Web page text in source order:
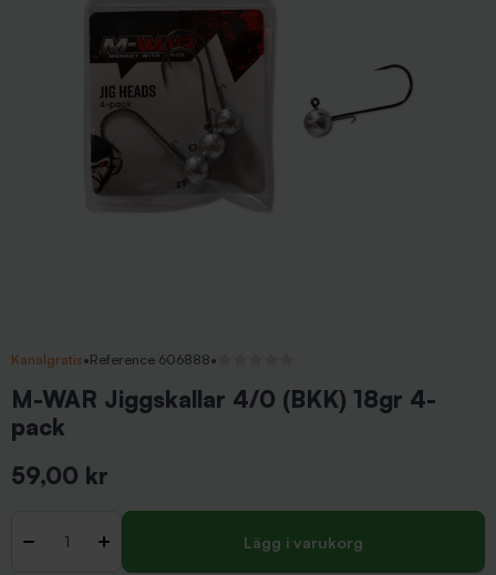
Kanalgratis•Reference 606888•
M-WAR Jiggskallar 4/0 (BKK) 18gr 4-
pack
59,00 kr
- + Lägg i varukorg